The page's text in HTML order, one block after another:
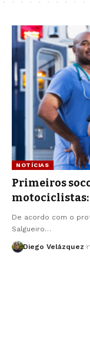
NOTÍCIAS
Primeiros
motociclistas:
De acordo com o
Salgueiro…
Diego Velázquez